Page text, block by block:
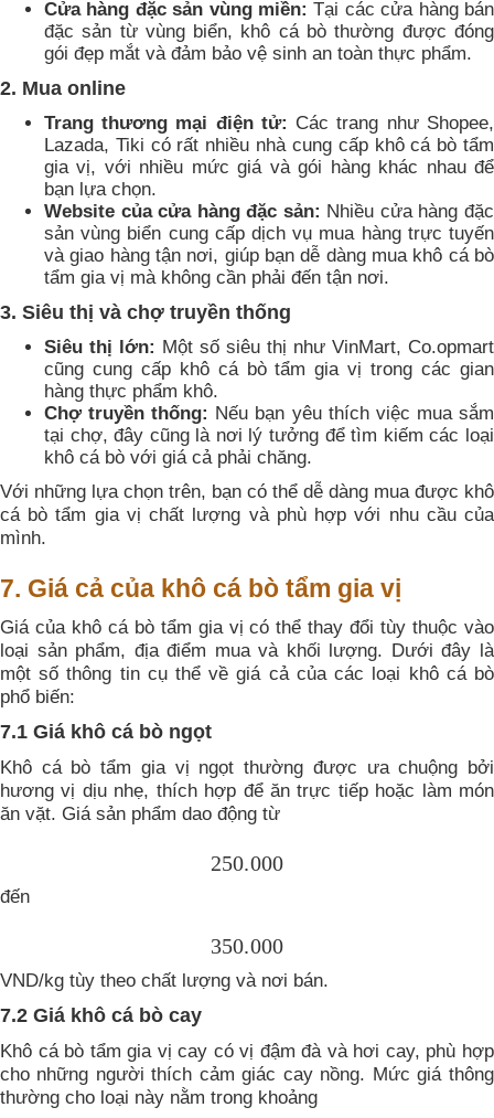
Cửa hàng đặc sản vùng miền: Tại các cửa hàng bán
đặc sản từ vùng biển, khô cá bò thường được đóng
gói đẹp mắt và đảm bảo vệ sinh an toàn thực phẩm.
2. Mua online
Trang thương mại điện tử: Các trang như Shopee,
Lazada, Tiki có rất nhiều nhà cung cấp khô cá bò tẩm
gia vị, với nhiều mức giá và gói hàng khác nhau để
bạn lựa chọn.
Website của cửa hàng đặc sản: Nhiều cửa hàng đặc
sản vùng biển cung cấp dịch vụ mua hàng trực tuyến
và giao hàng tận nơi, giúp bạn dễ dàng mua khô cá bò
tẩm gia vị mà không cần phải đến tận nơi.
3. Siêu thị và chợ truyền thống
Siêu thị lớn: Một số siêu thị như VinMart, Co.opmart
cũng cung cấp khô cá bò tẩm gia vị trong các gian
hàng thực phẩm khô.
Chợ truyền thống: Nếu bạn yêu thích việc mua sắm
tại chợ, đây cũng là nơi lý tưởng để tìm kiếm các loại
khô cá bò với giá cả phải chăng.
Với những lựa chọn trên, bạn có thể dễ dàng mua được khô
cá bò tẩm gia vị chất lượng và phù hợp với nhu cầu của
mình.
7. Giá cả của khô cá bò tẩm gia vị
Giá của khô cá bò tẩm gia vị có thể thay đổi tùy thuộc vào
loại sản phẩm, địa điểm mua và khối lượng. Dưới đây là
một số thông tin cụ thể về giá cả của các loại khô cá bò
phổ biến:
7.1 Giá khô cá bò ngọt
Khô cá bò tẩm gia vị ngọt thường được ưa chuộng bởi
hương vị dịu nhẹ, thích hợp để ăn trực tiếp hoặc làm món
ăn vặt. Giá sản phẩm dao động từ
250.000
đến
350.000
VND/kg tùy theo chất lượng và nơi bán.
7.2 Giá khô cá bò cay
Khô cá bò tẩm gia vị cay có vị đậm đà và hơi cay, phù hợp
cho những người thích cảm giác cay nồng. Mức giá thông
thường cho loại này nằm trong khoảng